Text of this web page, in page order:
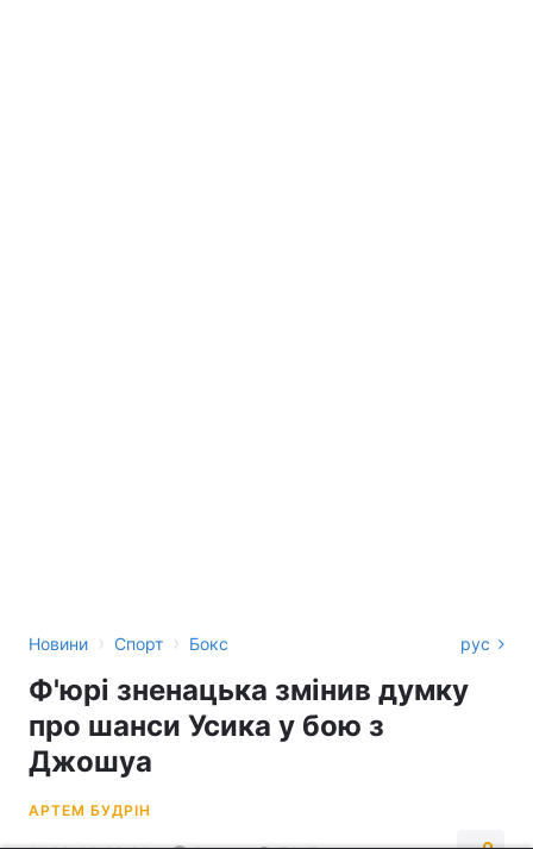
Новини › Спорт › Бокс рус
Ф'юрі зненацька змінив думку
про шанси Усика у бою з
Джошуа
АРТЕМ БУДРІН